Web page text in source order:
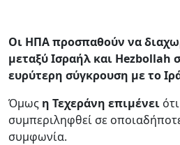
Οι ΗΠΑ προσπαθούν να
μεταξύ Ισραήλ και Hezbollah
ευρύτερη σύγκρουση με το
Όμως η Τεχεράνη επιμένει
συμπεριληφθεί σε
συμφωνία.